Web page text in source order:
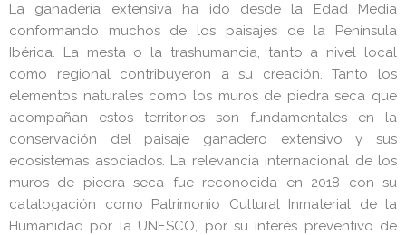
La ganadería extensiva ha ido desde la Edad Media
conformando muchos de los paisajes de la Península
Ibérica. La mesta o la trashumancia, tanto a nivel local
como regional contribuyeron a su creación. Tanto los
elementos naturales como los muros de piedra seca que
acompañan estos territorios son fundamentales en la
conservación del paisaje ganadero extensivo y sus
ecosistemas asociados. La relevancia internacional de los
muros de piedra seca fue reconocida en 2018 con su
catalogación como Patrimonio Cultural Inmaterial de la
Humanidad por la UNESCO, por su interés preventivo de